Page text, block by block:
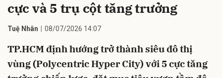
cực và 5 trụ cột tăng trưởng
Tuệ Nhân 08/07/2026 14:07
TP.HCM định hướng trở thành siêu đô thị
vùng (Polycentric Hyper City) với 5 cực tăng
Hủy Gửi